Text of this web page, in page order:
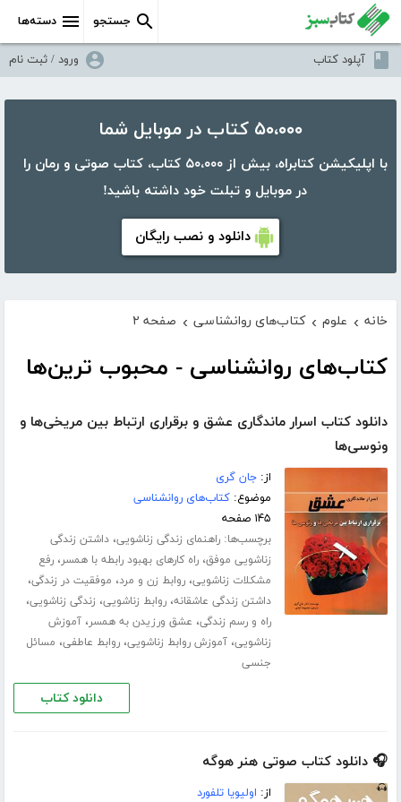
دسته‌ها جستجو
آپلود کتاب ورود / ثبت نام
۵۰،۰۰۰ کتاب در موبایل شما
با اپلیکیشن کتابراه، بیش از ۵۰،۰۰۰ کتاب، کتاب صوتی و رمان را
در موبایل و تبلت خود داشته باشید!
دانلود و نصب رایگان
خانه › علوم › کتاب‌های روانشناسی › صفحه ۲
کتاب‌های روانشناسی - محبوب ترین‌ها
دانلود کتاب اسرار ماندگاری عشق و برقراری ارتباط بین مریخی‌ها و
ونوسی‌ها‎
از:جان گری
موضوع:کتاب‌های روانشناسی
۱۴۵ صفحه
برچسب‌ها:راهنمای زندگی زناشویی،داشتن زندگی
زناشویی موفق،راه کارهای بهبود رابطه با همسر،رفع
مشکلات زناشویی،روابط زن و مرد، موفقیت در زندگی،
داشتن زندگی عاشقانه،روابط زناشویی، زندگی زناشویی،
راه و رسم زندگی، عشق ورزیدن به همسر،آموزش
زناشویی،آموزش روابط زناشویی،روابط عاطفی، مسائل
جنسی
دانلود کتاب
🎧 دانلود کتاب صوتی هنر هوگه
از: اولیویا تلفورد